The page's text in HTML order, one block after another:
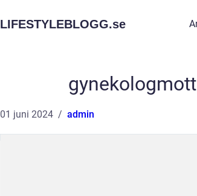
LIFESTYLEBLOGG.se
01 juni 2024 admin